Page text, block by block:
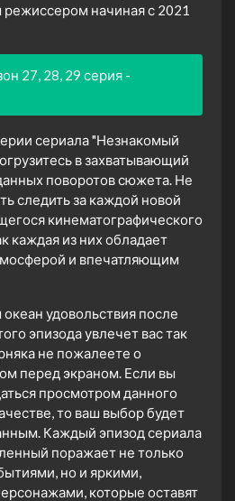
режиссером начиная с 2021
27, 28, 29 серия -
сериала "Незнакомый
в захватывающий
поворотов сюжета. Не
следить за каждой новой
кинематографического
каждая из них обладает
и впечатляющим
удовольствия после
эпизода увлечет вас так
не пожалеете о
перед экраном. Если вы
просмотром данного
то ваш выбор будет
Каждый эпизод сериала
поражает не только
но и яркими,
которые оставят